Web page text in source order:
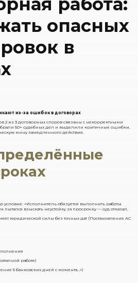
опасных
в
из-за ошибок в договорах
2 из 3 договорных споров связаны с некорректными
50+ судебных дел и выделили критичные ошибки,
мину замедленного действия.
«Исполнитель обязуется выполнить работы
взыскать неустойку за просрочку — суд отказал.
юридической силы без точных дат (Постановление АС
работе)
5 банковских дней с момента…»)